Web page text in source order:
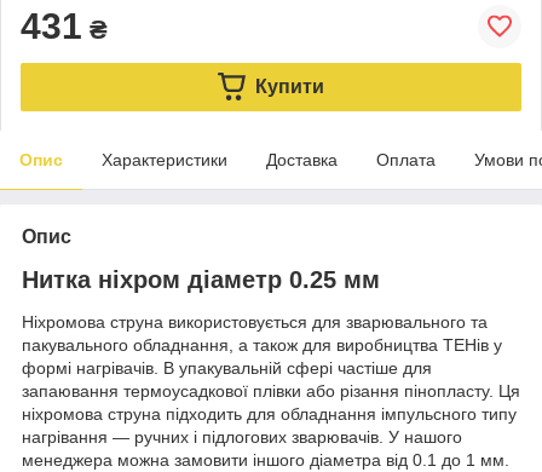
431 ₴
Купити
Опис Характеристики Доставка Оплата Умови
Опис
Нитка ніхром діаметр 0.25 мм
Ніхромова струна використовується для зварювального та
пакувального обладнання, а також для виробництва ТЕНів у
формі нагрівачів. В упакувальній сфері частіше для
запаювання термоусадкової плівки або різання пінопласту. Ця
ніхромова струна підходить для обладнання імпульсного типу
нагрівання — ручних і підлогових зварювачів. У нашого
менеджера можна замовити іншого діаметра від 0.1 до 1 мм.